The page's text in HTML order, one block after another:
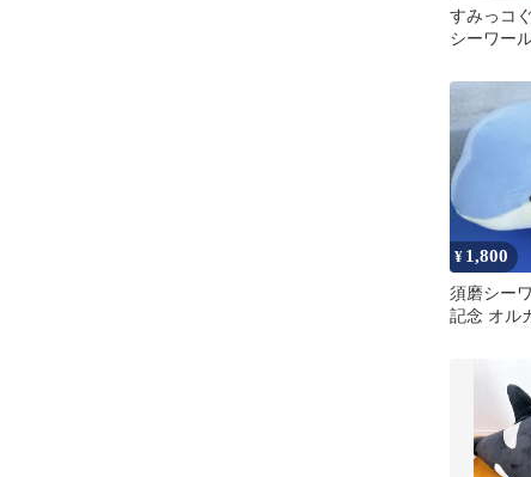
すみっコ
シーワー
¥ 1,800
須磨シー
記念 オル